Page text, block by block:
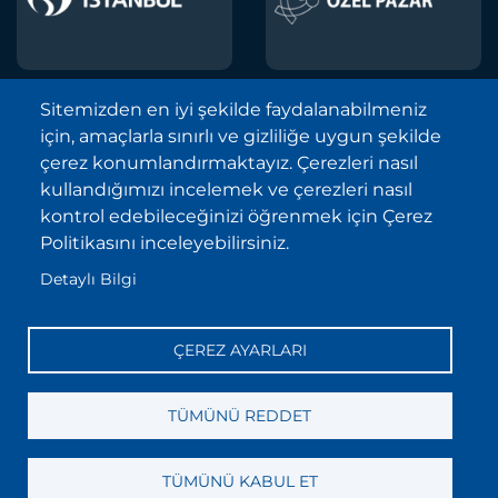
Borsa İstanbul A.Ş. © 2013-2025
Tüm Hakları Saklıdır.
Telif Hakkı ve Çekince İhbarı Bildirimi
Site Haritası
Kişisel Verilerin Korunması (KVKK)
Sıkça Sorulan Sorular
İletişim
Bilgi Toplumu Hizmetleri
Sitemizden en iyi şekilde faydalanabilmeniz
için, amaçlarla sınırlı ve gizliliğe uygun şekilde
çerez konumlandırmaktayız. Çerezleri nasıl
kullandığımızı incelemek ve çerezleri nasıl
kontrol edebileceğinizi öğrenmek için Çerez
Politikasını inceleyebilirsiniz.
Detaylı Bilgi
ÇEREZ AYARLARI
TÜMÜNÜ REDDET
TÜMÜNÜ KABUL ET